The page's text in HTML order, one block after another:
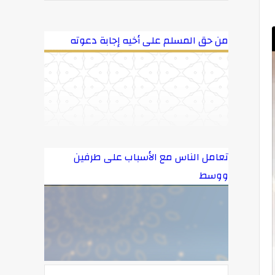
من حق المسلم على أخيه إجابة دعوته
تعامل الناس مع الأسباب على طرفين
ووسط